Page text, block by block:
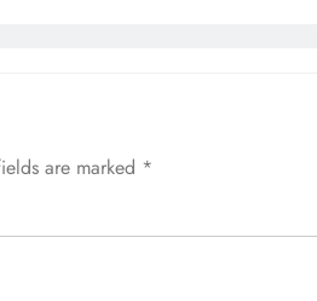
are marked *